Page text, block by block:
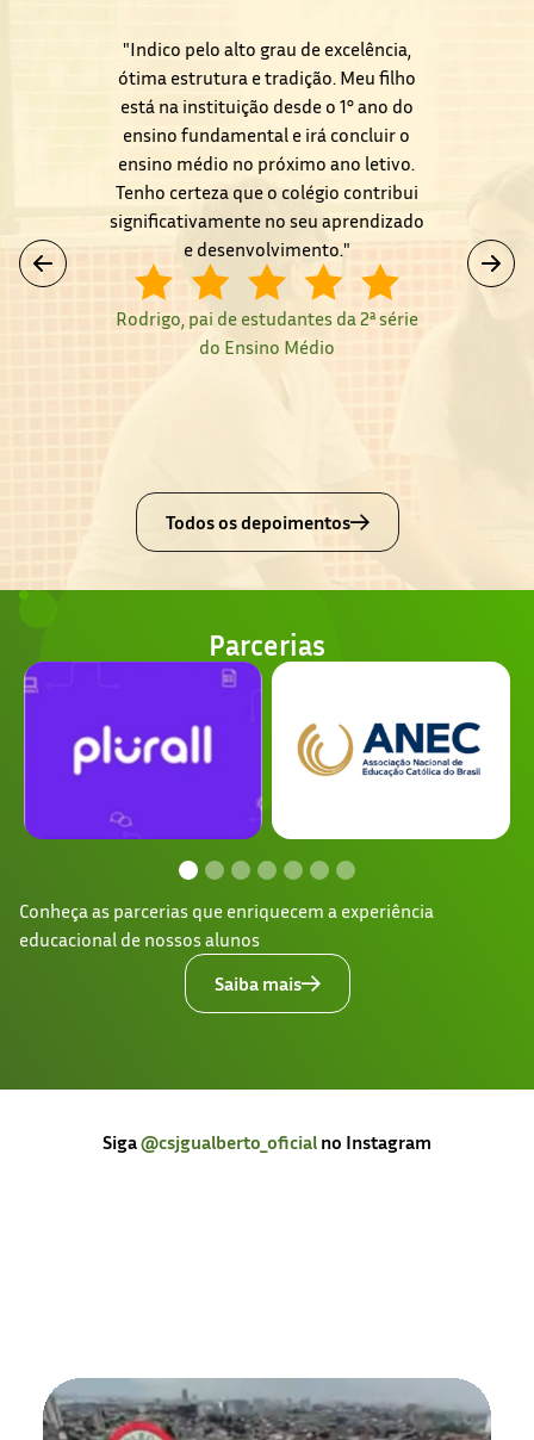
"Indico pelo alto grau de excelência,
ótima estrutura e tradição. Meu filho
está na instituição desde o 1° ano do
ensino fundamental e irá concluir o
ensino médio no próximo ano letivo.
Tenho certeza que o colégio contribui
significativamente no seu aprendizado
e desenvolvimento."
Rodrigo, pai de estudantes da 2ª série
do Ensino Médio
Todos os depoimentos
Parcerias
Conheça as parcerias que enriquecem a experiência
educacional de nossos alunos
Saiba mais
Siga@csjgualberto_oficial no Instagram